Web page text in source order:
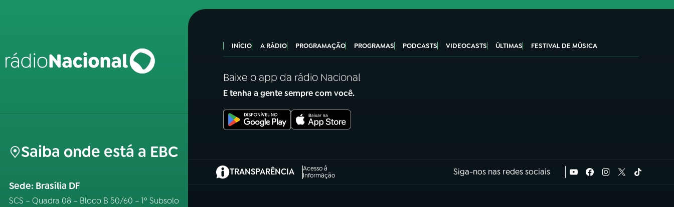
Saiba onde está a EBC
Sede: Brasília DF
SCS – Quadra 08 – Bloco B 50/60 – 1º Subsolo
INÍCIO A RÁDIO PROGRAMAÇÃO PROGRAMAS PODCASTS VIDEOCASTS ÚLTIMAS FESTIVAL DE MÚSICA
Baixe o app da rádio Nacional
E tenha a gente sempre com você.
TRANSPARÊNCIA
Acesso à
Informação
(abre em nova aba) Siga-nos nas redes sociais